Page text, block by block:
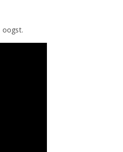
oogst.